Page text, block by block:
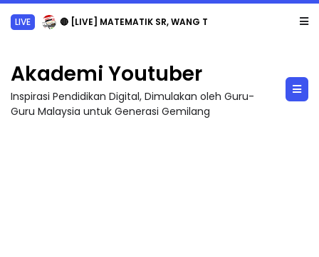
LIVE 🔴 [LIVE] MATEMATIK SR, WANG TAHUN 6 OLEH CIKGU ANITA #ALLINONE #141 #...
Akademi Youtuber
Inspirasi Pendidikan Digital, Dimulakan oleh Guru-
Guru Malaysia untuk Generasi Gemilang